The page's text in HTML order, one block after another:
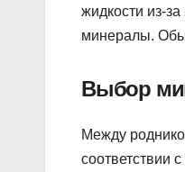
жидкости из-
минералы.
Выбор
Между
соответствии